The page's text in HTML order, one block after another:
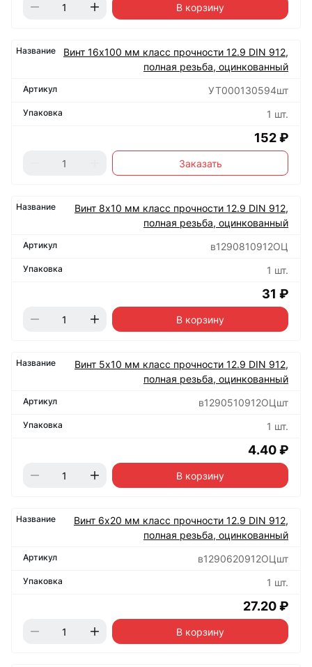
В корзину
Винт 16х100 мм класс прочности 12.9 DIN 912,
полная резьба, оцинкованный
УТ000130594шт
1 шт.
152 ₽
Заказать
Винт 8х10 мм класс прочности 12.9 DIN 912,
полная резьба, оцинкованный
в1290810912ОЦ
1 шт.
31 ₽
В корзину
Винт 5х10 мм класс прочности 12.9 DIN 912,
полная резьба, оцинкованный
в1290510912ОЦшт
1 шт.
4.40 ₽
В корзину
Винт 6х20 мм класс прочности 12.9 DIN 912,
полная резьба, оцинкованный
в1290620912ОЦшт
1 шт.
27.20 ₽
В корзину